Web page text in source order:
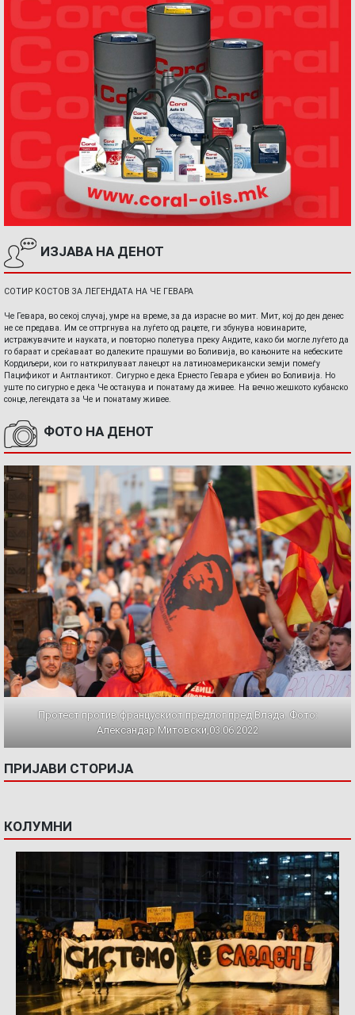
ИЗЈАВА НА ДЕНОТ
СОТИР КОСТОВ ЗА ЛЕГЕНДАТА НА ЧЕ ГЕВАРА
Че Гевара, во секој случај, умре на време, за да израсне во мит. Мит, кој до ден денес
не се предава. Им се оттргнува на луѓето од рацете, ги збунува новинарите,
истражувачите и науката, и повторно полетува преку Андите, како би могле луѓето да
го бараат и среќаваат во далеките прашуми во Боливија, во кањоните на небеските
Кордиљери, кои го наткрилуваат ланецот на латиноамерикански земји помеѓу
Пацификот и Антлантикот. Сигурно е дека Ернесто Гевара е убиен во Боливија. Но
уште по сигурно е дека Че останува и понатаму да живее. На вечно жешкото кубанско
сонце, легендата за Че и понатаму живее.
ФОТО НА ДЕНОТ
Протест против францускиот предлог пред Влада. Фото:
Александар Митовски,03.06.2022
ПРИЈАВИ СТОРИЈА
КОЛУМНИ